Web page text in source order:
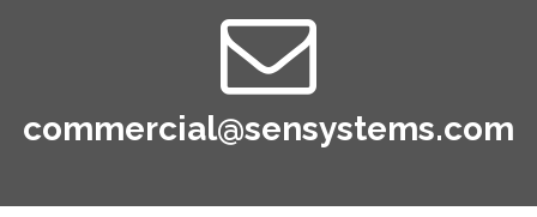
commercial@sensystems.com